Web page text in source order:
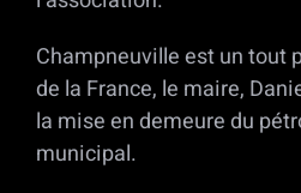
Champneuville est un tout
de la France, le maire,
la mise en demeure du
municipal.